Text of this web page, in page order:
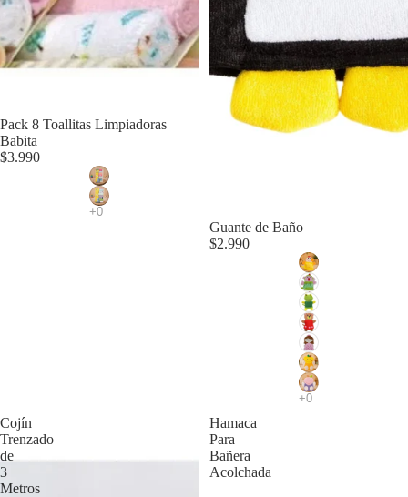
Pack 8 Toallitas Limpiadoras
Babita
$3.990
Guante de Baño
$2.990
Cojín
Trenzado
de
3
Metros
Hamaca
Para
Bañera
Acolchada